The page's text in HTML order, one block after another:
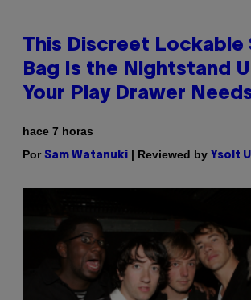
This Discreet Lockable
Bag Is the Nightstand
Your Play Drawer
hace 7 horas
Por Sam Watanuki | Reviewed by Ysolt